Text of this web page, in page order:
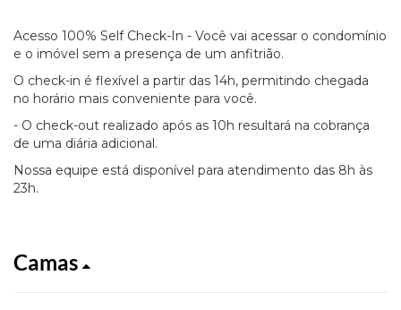
Acesso 100% Self Check-In - Você vai acessar o condomínio
e o imóvel sem a presença de um anfitrião.
O check-in é flexível a partir das 14h, permitindo chegada
no horário mais conveniente para você.
- O check-out realizado após as 10h resultará na cobrança
de uma diária adicional.
Nossa equipe está disponível para atendimento das 8h às
23h.
Camas